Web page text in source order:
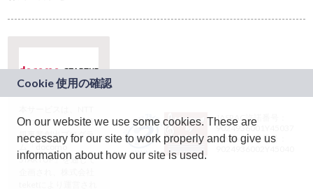
ドコモグループの新
規事業創出プログラ
ム「docomo
STARTUP」を通じて
JASRAC許諾番号：
9024936001Y45037
JASRAC許諾番号：
On our website we use some cookies. These are
necessary for our site to work properly and to give us
information about how our site is used.